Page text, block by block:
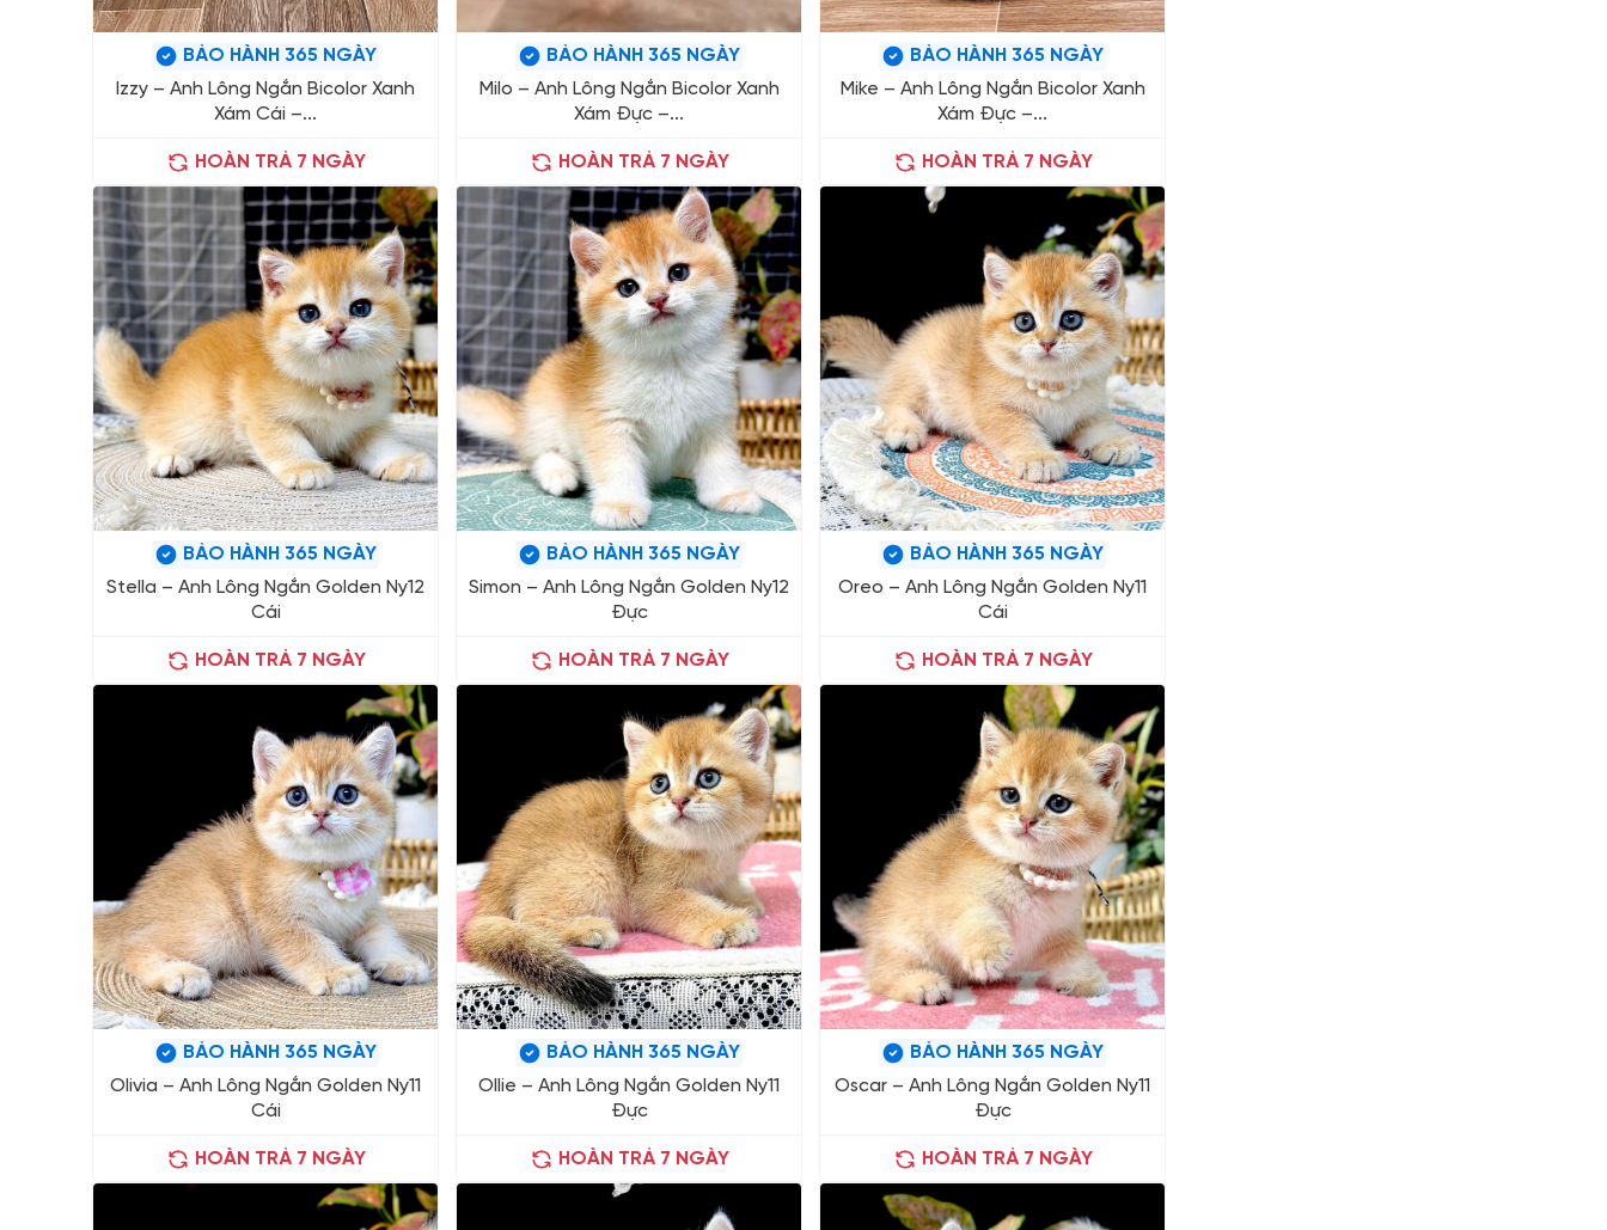
BẢO HÀNH 365 NGÀY
Izzy – Anh Lông Ngắn Bicolor Xanh
Xám Cái –...
HOÀN TRẢ 7 NGÀY
BẢO HÀNH 365 NGÀY
Milo – Anh Lông Ngắn Bicolor Xanh
Xám Đực –...
HOÀN TRẢ 7 NGÀY
BẢO HÀNH 365 NGÀY
Mike – Anh Lông Ngắn Bicolor Xanh
Xám Đực –...
HOÀN TRẢ 7 NGÀY
BẢO HÀNH 365 NGÀY
Stella – Anh Lông Ngắn Golden Ny12
Cái
HOÀN TRẢ 7 NGÀY
BẢO HÀNH 365 NGÀY
Simon – Anh Lông Ngắn Golden Ny12
Đực
HOÀN TRẢ 7 NGÀY
BẢO HÀNH 365 NGÀY
Oreo – Anh Lông Ngắn Golden Ny11
Cái
HOÀN TRẢ 7 NGÀY
BẢO HÀNH 365 NGÀY
Olivia – Anh Lông Ngắn Golden Ny11
Cái
HOÀN TRẢ 7 NGÀY
BẢO HÀNH 365 NGÀY
Ollie – Anh Lông Ngắn Golden Ny11
Đực
HOÀN TRẢ 7 NGÀY
BẢO HÀNH 365 NGÀY
Oscar – Anh Lông Ngắn Golden Ny11
Đực
HOÀN TRẢ 7 NGÀY